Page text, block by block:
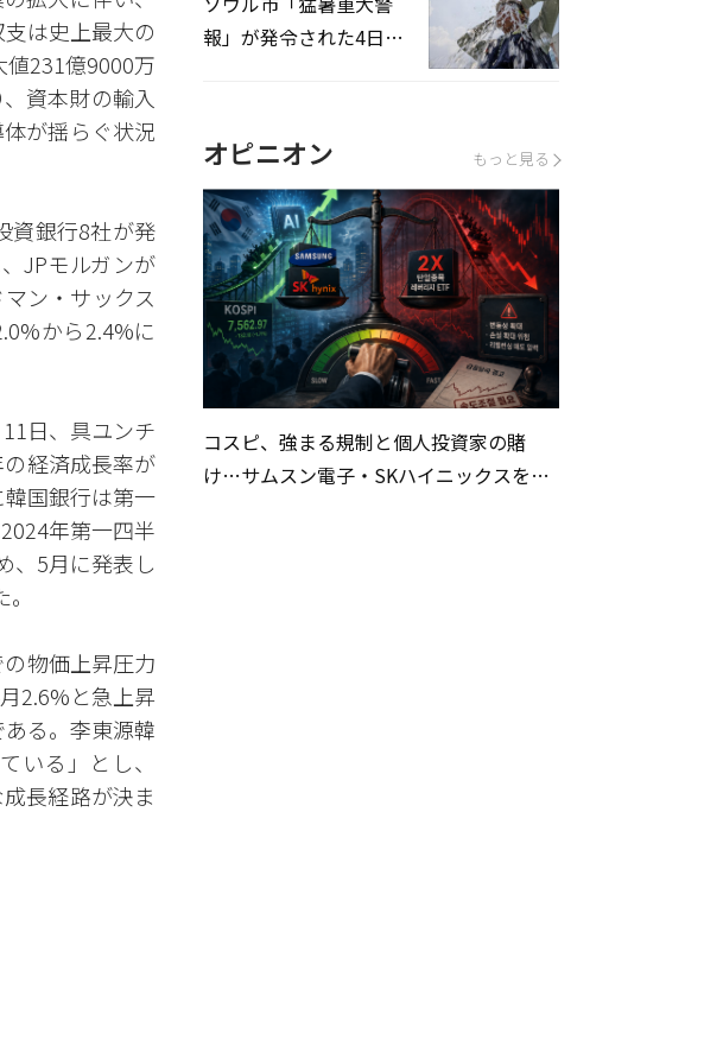
は史上最大の
231億9000万
資本財の輸入
が揺らぐ状況
資銀行8社が発
JPモルガンが
ン・サックス
から2.4%に
日、具ユンチ
経済成長率が
国銀行は第一
年第一四半
、5月に発表し
物価上昇圧力
2.6%と急上昇
る。李東源韓
いる」とし、
長経路が決ま
報」が発令された4日、
オピニオン もっと見る
コスピ、強まる規制と個人投資家の賭
け…サムスン電子・SKハイニックスを巡